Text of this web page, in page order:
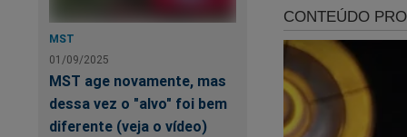
MST
01/09/2025
MST age novamente, mas
dessa vez o "alvo" foi bem
diferente (veja o vídeo)
Difícil saber se o
Veja o vídeo: